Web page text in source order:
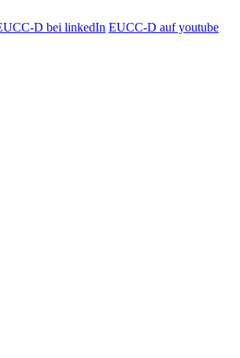
D bei linkedIn EUCC-D auf youtube